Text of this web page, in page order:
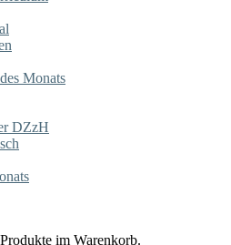
Monats
DZzH
im Warenkorb.